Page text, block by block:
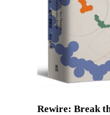
Rewire: Break